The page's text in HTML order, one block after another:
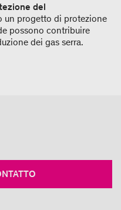
del
un progetto di protezione
possono contribuire
dei gas serra.